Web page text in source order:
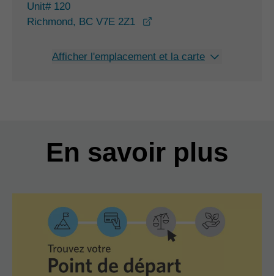
Unit# 120
Richmond, BC V7E 2Z1
Afficher l'emplacement et la carte
En savoir plus